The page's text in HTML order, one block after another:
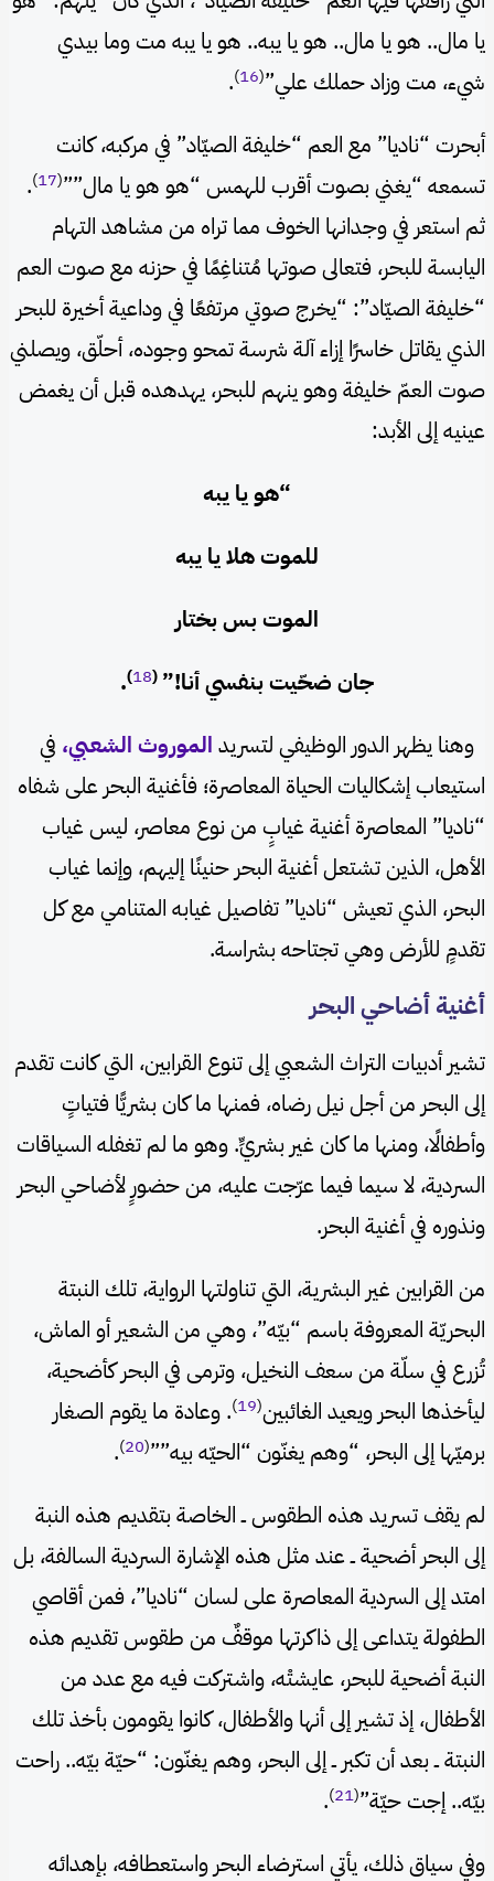
يا مال.. هو يا مال.. هو يا يبه.. هو يا يبه مت وما بيدي
شيء، مت وزاد حملك علي”(
16
)
.
أبحرت “ناديا” مع العم “خليفة الصيّاد” في مركبه، كانت
تسمعه “يغني بصوت أقرب للهمس “هو هو يا مال””(
17
)
.
ثم استعر في وجدانها الخوف مما تراه من مشاهد التهام
اليابسة للبحر، فتعالى صوتها مُتناغِمًا في حزنه مع صوت العم
“خليفة الصيّاد”: “يخرج صوتي مرتفعًا في وداعية أخيرة للبحر
الذي يقاتل خاسرًا إزاء آلة شرسة تمحو وجوده، أحلّق، ويصلني
صوت العمّ خليفة وهو ينهم للبحر، يهدهده قبل أن يغمض
عينيه إلى الأبد:
“هو يا يبه
للموت هلا يا يبه
الموت بس بختار
جان ضحّيت بنفسي أنا!” (
18
)
.
وهنا يظهر الدور الوظيفي لتسريد الموروث الشعبي، في
استيعاب إشكاليات الحياة المعاصرة؛ فأغنية البحر على شفاه
“ناديا” المعاصرة أغنية غيابٍ من نوع معاصر، ليس غياب
الأهل، الذين تشتعل أغنية البحر حنينًا إليهم، وإنما غياب
البحر، الذي تعيش “ناديا” تفاصيل غيابه المتنامي مع كل
تقدمٍ للأرض وهي تجتاحه بشراسة.
أغنية أضاحي البحر
تشير أدبيات التراث الشعبي إلى تنوع القرابين، التي كانت تقدم
إلى البحر من أجل نيل رضاه، فمنها ما كان بشريًّا فتياتٍ
وأطفالًا، ومنها ما كان غير بشريٍّ. وهو ما لم تغفله السياقات
السردية، لا سيما فيما عرّجت عليه، من حضورٍ لأضاحي البحر
ونذوره في أغنية البحر.
من القرابين غير البشرية، التي تناولتها الرواية، تلك النبتة
البحريّة المعروفة باسم “بيّه”، وهي من الشعير أو الماش،
تُزرع في سلّة من سعف النخيل، وترمى في البحر كأضحية،
ليأخذها البحر ويعيد الغائبين(
19
). وعادة ما يقوم الصغار
برميّها إلى البحر، “وهم يغنّون “الحيّه بيه””(
20
)
.
لم يقف تسريد هذه الطقوس ــ الخاصة بتقديم هذه النبة
إلى البحر أضحية ــ عند مثل هذه الإشارة السردية السالفة، بل
امتد إلى السردية المعاصرة على لسان “ناديا”، فمن أقاصي
الطفولة يتداعى إلى ذاكرتها موقفٌ من طقوس تقديم هذه
النبة أضحية للبحر، عايشتْه، واشتركت فيه مع عدد من
الأطفال، إذ تشير إلى أنها والأطفال، كانوا يقومون بأخذ تلك
النبتة ــ بعد أن تكبر ــ إلى البحر، وهم يغنّون: “حيّة بيّه.. راحت
بيّه.. إجت حيّة”(
21
)
.
وفي سياق ذلك، يأتي استرضاء البحر واستعطافه، بإهدائه